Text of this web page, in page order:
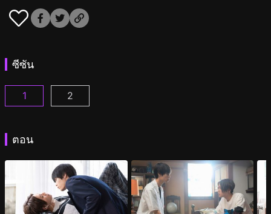
ซีซัน
เพราะรักเธอผู้งดงาม ตอนที่ 1
1 เพราะรักเธอผู้งดงาม 2 ตอนที่ 1
2
ตอน